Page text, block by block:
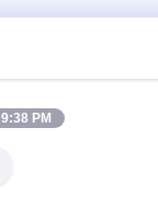
9:38 PM